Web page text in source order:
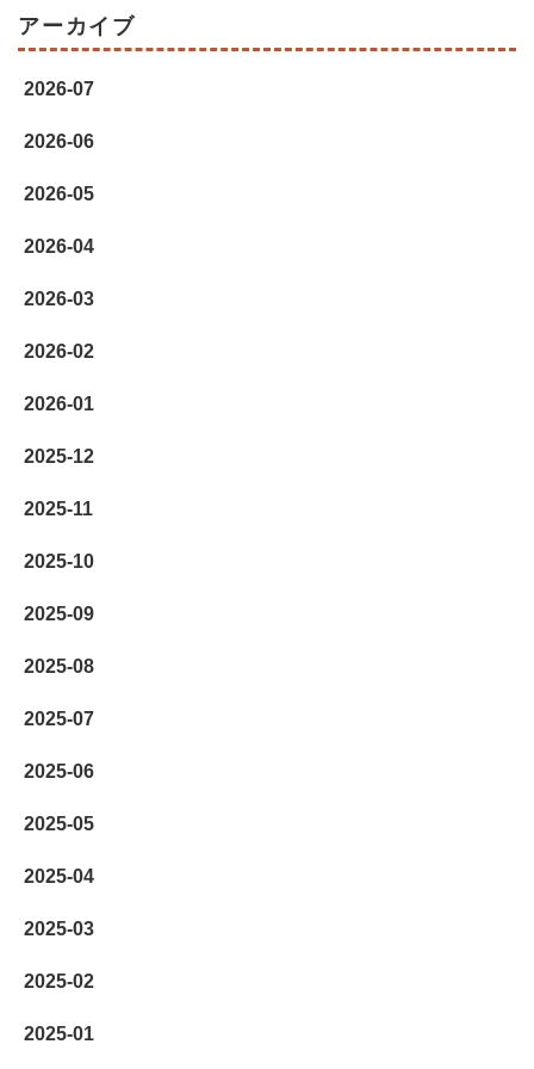
アーカイブ
2026-07
2026-06
2026-05
2026-04
2026-03
2026-02
2026-01
2025-12
2025-11
2025-10
2025-09
2025-08
2025-07
2025-06
2025-05
2025-04
2025-03
2025-02
2025-01